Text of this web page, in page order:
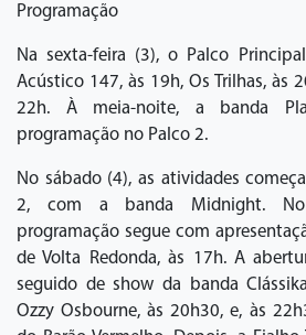
Programação
Na sexta-feira (3), o Palco
Acústico 147, às 19h, Os Trilhas, às
22h. À meia-noite, a banda
programação no Palco 2.
No sábado (4), as atividades
2, com a banda Midnight.
programação segue com
de Volta Redonda, às 17h. A
seguido de show da banda
Ozzy Osbourne, às 20h30, e, às